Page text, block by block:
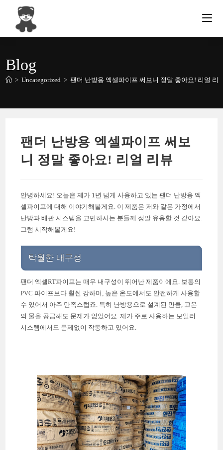
content
Blog
> Uncategorized > 팬더 난방용 엑셀파이프 써보니 정말 좋아요! 리얼 리
팬더 난방용 엑셀파이프 써보
니 정말 좋아요! 리얼 리뷰
안녕하세요! 오늘은 제가 1년 넘게 사용하고 있는 팬더 난방용 엑
셀파이프에 대해 이야기해볼게요. 이 제품은 저와 같은 가정에서
난방과 배관 시스템을 고민하시는 분들께 정말 유용할 것 같아요.
그럼 시작해볼게요!
탁월한 내구성
팬더 엑셀RT파이프는 매우 내구성이 뛰어난 제품이에요. 보통의
PVC 파이프보다 훨씬 강하며, 높은 온도에서도 안전하게 사용할
수 있어서 아주 만족스럽죠. 특히 난방용으로 설계된 만큼, 고온
의 물을 공급해도 문제가 없었어요. 제가 주로 사용하는 보일러
시스템에서도 문제없이 작동하고 있어요.